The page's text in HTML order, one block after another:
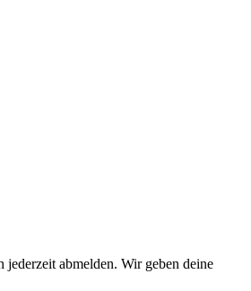
abmelden. Wir geben deine